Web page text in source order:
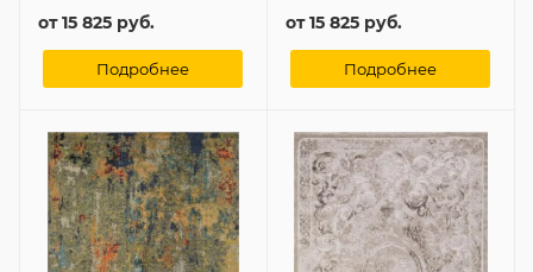
от15 825 руб.
Подробнее
от15 825 руб.
Подробнее